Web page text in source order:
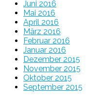
Juni 2016
Mai 2016
April 2016
März 2016
Februar 2016
Januar 2016
Dezember 2015
November 2015
Oktober 2015
September 2015